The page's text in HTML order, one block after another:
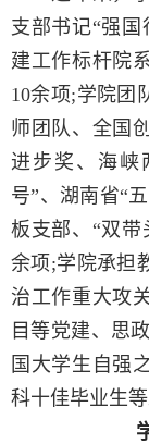
支部书记“强
建工作标杆院
10余项;学院团
师团队、全国
进步奖、海峡
号”、湖南省“
板支部、 “双带
余项;学院承担
治工作重大攻
目等党建、思
国大学生自强
科十佳毕业生